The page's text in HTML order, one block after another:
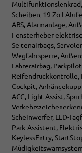
Scheiben, 19 Zoll
ABS, Alarmanlage,
Fensterheber
Seitenairbags,
Wegfahrsperre,
Fahrerairbag,
Reifendruckkontrolle,
Cockpit,
ACC, Light Assist,
Scheinwerfer, LED-
Park-Assistent,
KeylessEntry,